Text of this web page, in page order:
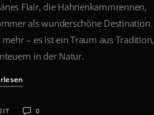
Flair, die Hahnenkammrennen,
als wunderschöne Destination
– es ist ein Traum aus Tradition,
in der Natur.
0